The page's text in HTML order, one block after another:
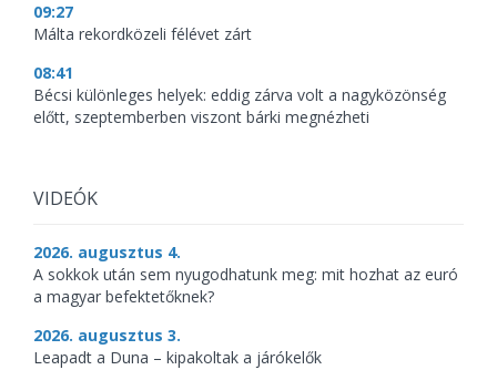
09:27
Málta rekordközeli félévet zárt
08:41
Bécsi különleges helyek: eddig zárva volt a nagyközönség
előtt, szeptemberben viszont bárki megnézheti
VIDEÓK
2026. augusztus 4.
A sokkok után sem nyugodhatunk meg: mit hozhat az euró
a magyar befektetőknek?
2026. augusztus 3.
Leapadt a Duna – kipakoltak a járókelők